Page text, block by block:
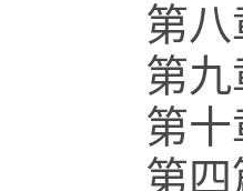
第八
第九
第十
第